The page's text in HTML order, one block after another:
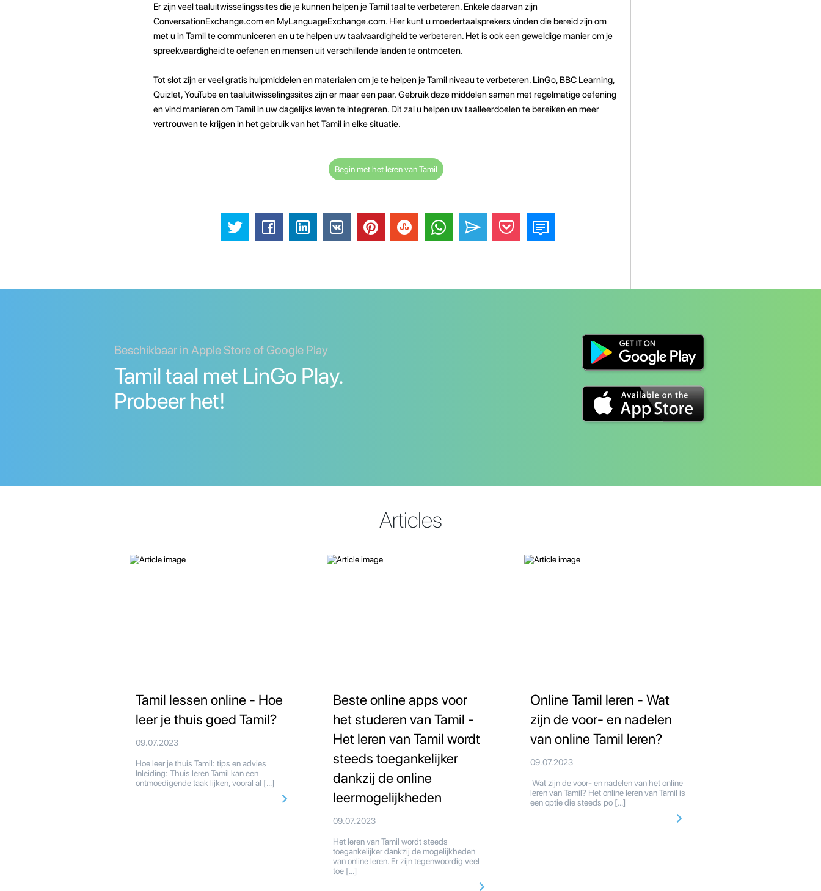
Er zijn veel taaluitwisselingssites die je kunnen helpen je Tamil taal te verbeteren. Enkele daarvan zijn
ConversationExchange.com en MyLanguageExchange.com. Hier kunt u moedertaalsprekers vinden die bereid zijn om
met u in Tamil te communiceren en u te helpen uw taalvaardigheid te verbeteren. Het is ook een geweldige manier om je
spreekvaardigheid te oefenen en mensen uit verschillende landen te ontmoeten.
Tot slot zijn er veel gratis hulpmiddelen en materialen om je te helpen je Tamil niveau te verbeteren. LinGo, BBC Learning,
Quizlet, YouTube en taaluitwisselingssites zijn er maar een paar. Gebruik deze middelen samen met regelmatige oefening
en vind manieren om Tamil in uw dagelijks leven te integreren. Dit zal u helpen uw taalleerdoelen te bereiken en meer
vertrouwen te krijgen in het gebruik van het Tamil in elke situatie.
Begin met het leren van Tamil
Beschikbaar in Apple Store of Google Play
Tamil taal met LinGo Play.
Probeer het!
Articles
Tamil lessen online - Hoe
leer je thuis goed Tamil?
09.07.2023
Hoe leer je thuis Tamil: tips en advies
Inleiding: Thuis leren Tamil kan een
ontmoedigende taak lijken, vooral al […]
Beste online apps voor
het studeren van Tamil -
Het leren van Tamil wordt
steeds toegankelijker
dankzij de online
leermogelijkheden
09.07.2023
Het leren van Tamil wordt steeds
toegankelijker dankzij de mogelijkheden
van online leren. Er zijn tegenwoordig veel
toe […]
Online Tamil leren - Wat
zijn de voor- en nadelen
van online Tamil leren?
09.07.2023
Wat zijn de voor- en nadelen van het online
leren van Tamil? Het online leren van Tamil is
een optie die steeds po […]